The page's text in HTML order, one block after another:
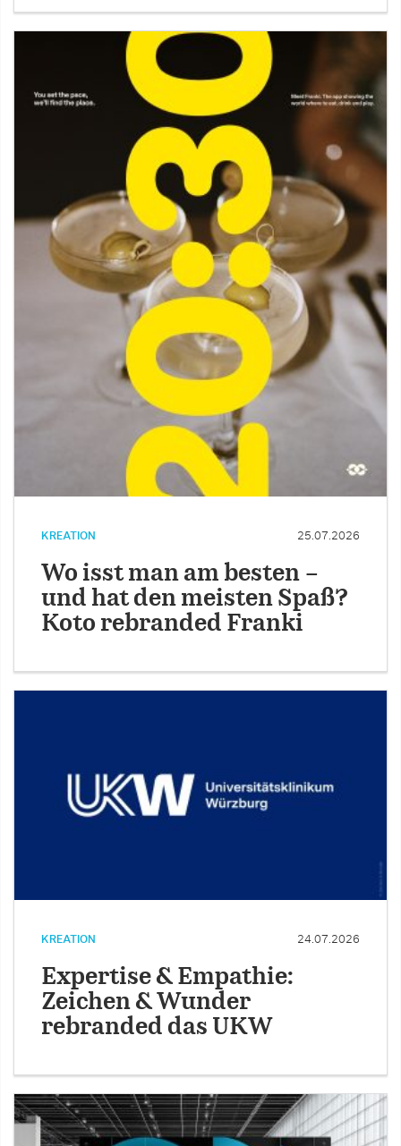
KREATION 25.07.2026
Wo isst man am besten –
und hat den meisten Spaß?
Koto rebranded Franki
KREATION 24.07.2026
Expertise & Empathie:
Zeichen & Wunder
rebranded das UKW